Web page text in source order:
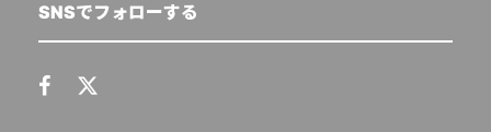
SNSでフォローする